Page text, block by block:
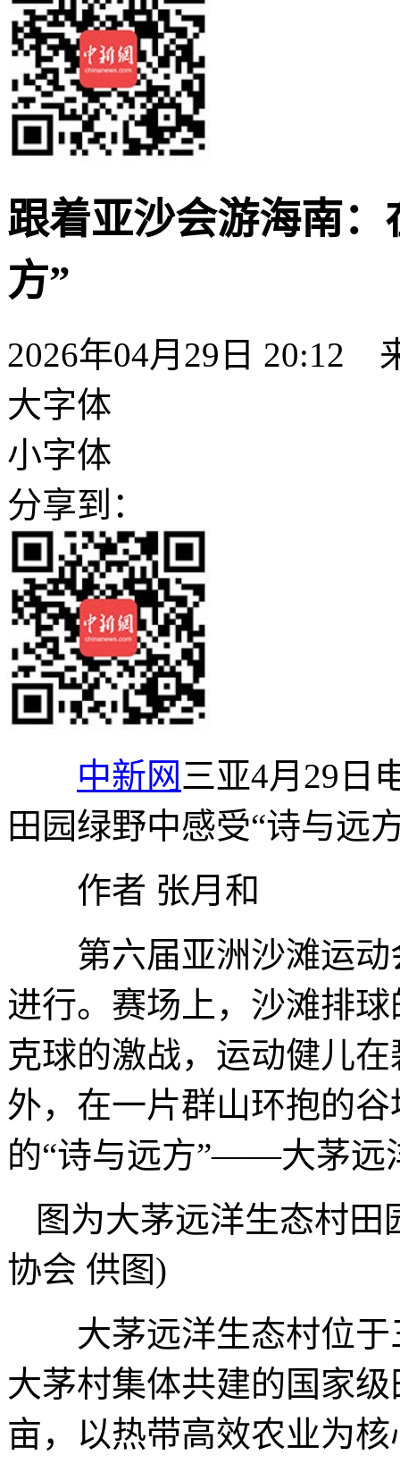
跟着亚沙会游海南
方”
2026年04月29日 20:12
大字体
小字体
分享到：
中新网三亚4月29日
田园绿野中感受“诗与远
作者 张月和
第六届亚洲沙滩运动
进行。赛场上，沙滩排
克球的激战，运动健儿
外，在一片群山环抱的
的“诗与远方”——大茅远
图为大茅远洋生态村
协会 供图)
大茅远洋生态村位于
大茅村集体共建的国家
亩，以热带高效农业为